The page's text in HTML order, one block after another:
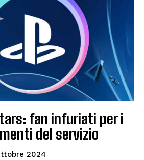
fan infuriati per i
del servizio
2024